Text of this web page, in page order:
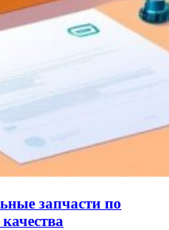
запчасти по